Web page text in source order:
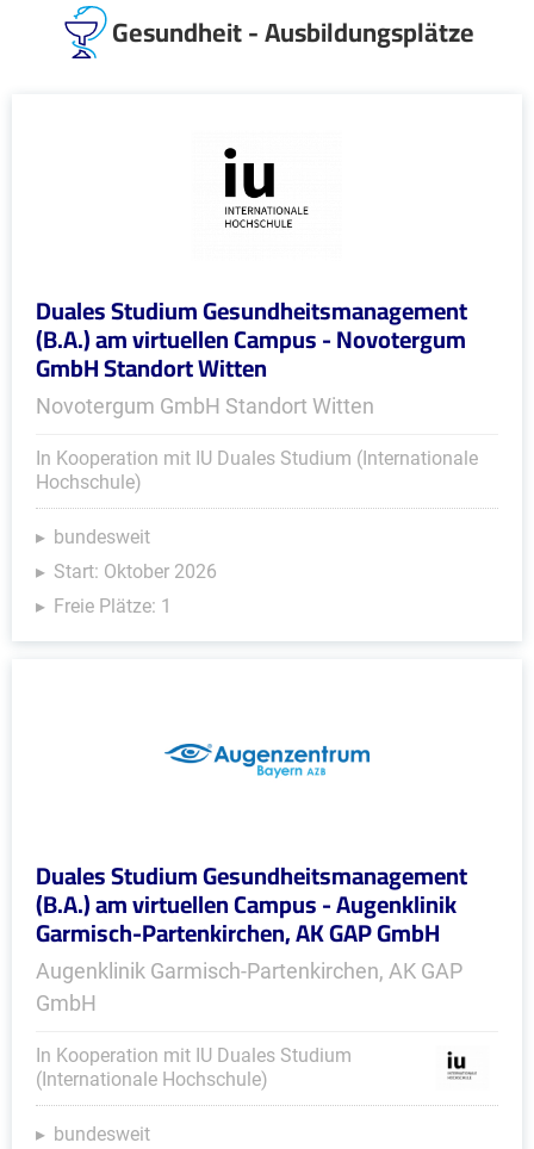
Gesundheit - Ausbildungsplätze
Duales Studium Gesundheitsmanagement
(B.A.) am virtuellen Campus - Novotergum
GmbH Standort Witten
Novotergum GmbH Standort Witten
In Kooperation mit IU Duales Studium (Internationale
Hochschule)
bundesweit
Start: Oktober 2026
Freie Plätze: 1
Duales Studium Gesundheitsmanagement
(B.A.) am virtuellen Campus - Augenklinik
Garmisch-Partenkirchen, AK GAP GmbH
Augenklinik Garmisch-Partenkirchen, AK GAP
GmbH
In Kooperation mit IU Duales Studium
(Internationale Hochschule)
bundesweit